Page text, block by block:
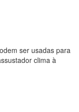
ser usadas para
clima à